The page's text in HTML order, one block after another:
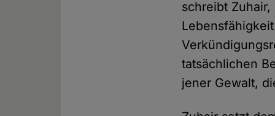
schreibt
tatsächlichen
jener Gewalt,